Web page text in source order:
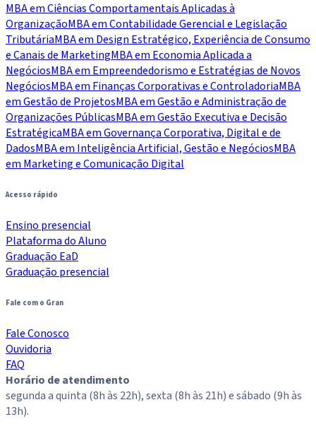
MBA em Ciências Comportamentais Aplicadas à
OrganizaçãoMBA em Contabilidade Gerencial e Legislação
TributáriaMBA em Design Estratégico, Experiência de Consumo
e Canais de MarketingMBA em Economia Aplicada a
NegóciosMBA em Empreendedorismo e Estratégias de Novos
NegóciosMBA em Finanças Corporativas e ControladoriaMBA
em Gestão de ProjetosMBA em Gestão e Administração de
Organizações PúblicasMBA em Gestão Executiva e Decisão
EstratégicaMBA em Governança Corporativa, Digital e de
DadosMBA em Inteligência Artificial, Gestão e NegóciosMBA
em Marketing e Comunicação Digital
Acesso rápido
Ensino presencial
Plataforma do Aluno
Graduação EaD
Graduação presencial
Fale com o Gran
Fale Conosco
Ouvidoria
FAQ
Horário de atendimento
segunda a quinta (8h às 22h), sexta (8h às 21h) e sábado (9h às
13h).